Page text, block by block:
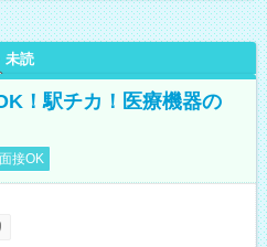
未読
！駅チカ！医療機器の
接OK